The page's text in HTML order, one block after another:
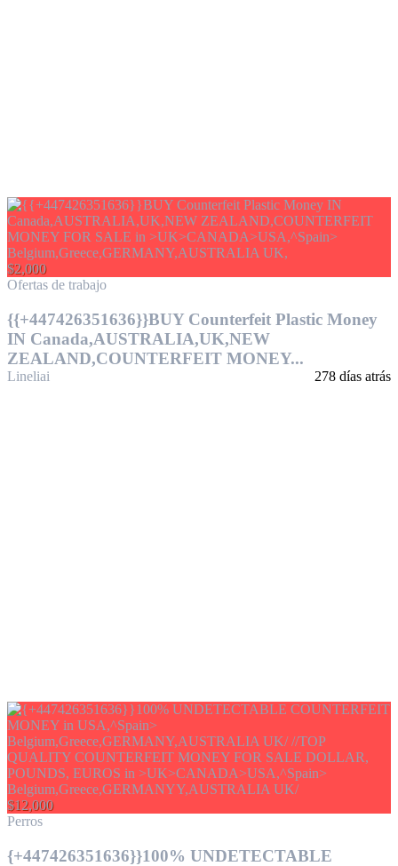
$2,000
Ofertas de trabajo
{{+447426351636}}BUY Counterfeit Plastic Money
IN Canada,AUSTRALIA,UK,NEW
ZEALAND,COUNTERFEIT MONEY...
Lineliai 278 días atrás
$12,000
Perros
{+447426351636}}100% UNDETECTABLE